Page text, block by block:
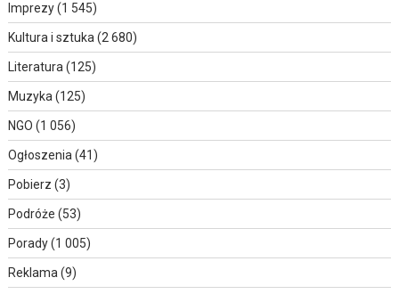
Imprezy(1 545)
Kultura i sztuka(2 680)
Literatura(125)
Muzyka(125)
NGO (1 056)
Ogłoszenia(41)
Pobierz (3)
Podróże (53)
Porady(1 005)
Reklama(9)